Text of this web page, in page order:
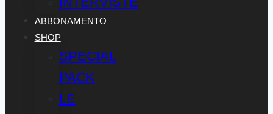
ABBONAMENTO
SHOP
SPECIAL
PACK
LE